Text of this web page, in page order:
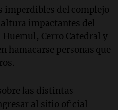
imperdibles del complejo
impactantes del
Cerro Catedral y
hamacarse personas que
las distintas
al sitio oficial